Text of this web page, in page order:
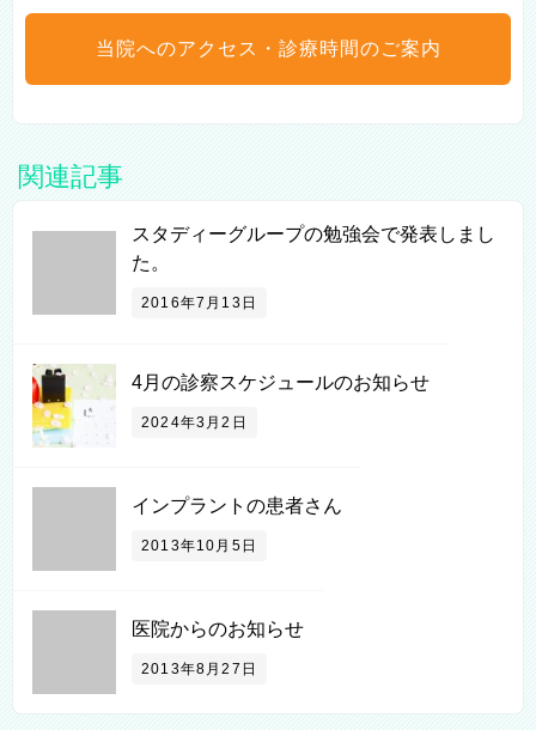
当院へのアクセス・診療時間のご案内
関連記事
スタディーグループの勉強会で発表しまし
た。
2016年7月13日
4月の診察スケジュールのお知らせ
2024年3月2日
インプラントの患者さん
2013年10月5日
医院からのお知らせ
2013年8月27日